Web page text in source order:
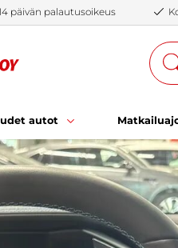
päivän palautusoikeus
autot